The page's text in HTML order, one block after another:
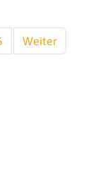
Weiter